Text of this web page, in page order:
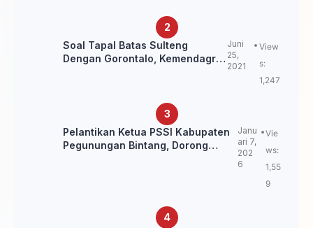
Soal Tapal Batas Sulteng
Dengan Gorontalo, Kemendagri:
Juni
25,
2021
View
s:
1,247
Pelantikan Ketua PSSI Kabupaten
Pegunungan Bintang, Dorong
Janu
ari 7,
202
6
Vie
ws:
1,55
9